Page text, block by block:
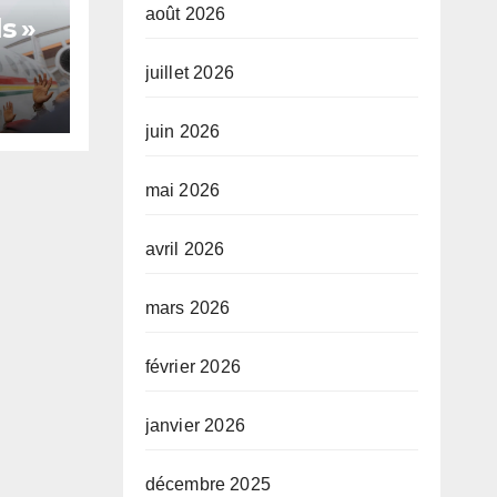
»
août 2026
juillet 2026
juin 2026
mai 2026
avril 2026
mars 2026
février 2026
janvier 2026
décembre 2025